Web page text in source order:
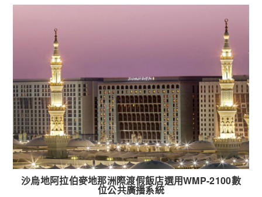
沙烏地阿拉伯麥地那洲際渡假飯店選用WMP-2100數
位公共廣播系統